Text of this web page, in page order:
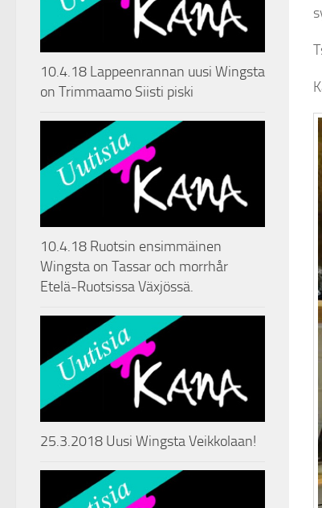
10.4.18 Lappeenrannan uusi Wingsta
on Trimmaamo Siisti piski
10.4.18 Ruotsin ensimmäinen
Wingsta on Tassar och morrhår
Etelä-Ruotsissa Växjössä.
25.3.2018 Uusi Wingsta Veikkolaan!